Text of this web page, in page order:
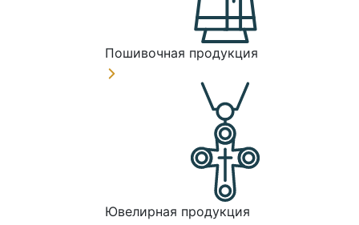
Пошивочная продукция
Ювелирная продукция